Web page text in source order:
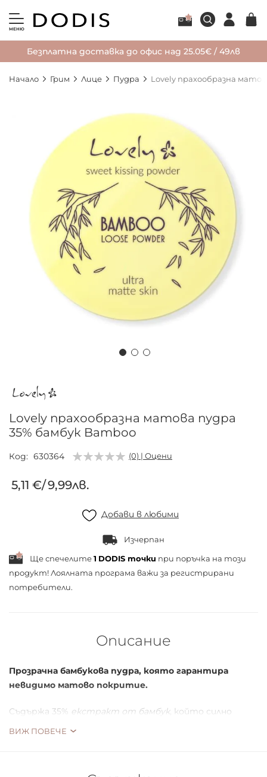
МЕНЮ
Безплатна доставка до офис над 25.05€ / 49лв
Начало Грим Лице Пудра Lovely прахообразна
галерията
изображенията
началото
галерия
със
снимки
Lovely прахообразна матова пудра
35% бамбук Bamboo
Код 630364 (0) | Оцени
5,11 €/9,99лв.
Добави в любими
Изчерпан
Ще спечелите1 DODIS точки при поръчка на този
продукт! Лоялната програма важи за регистрирани
потребители.
Описание
Прозрачна бамбукова пудра, която гарантира
невидимо матово покритие.
Съдържа 35% екстракт от бамбук, който силно
ВИЖ ПОВЕЧЕ